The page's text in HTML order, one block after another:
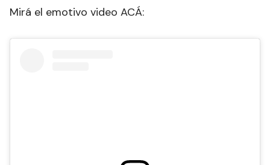
Mirá el emotivo video ACÁ: